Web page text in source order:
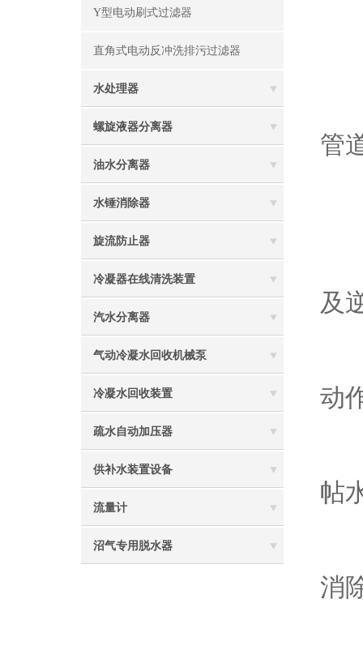
Y型电动刷式过滤器
直角式电动反冲洗排污过滤器
水处理器
螺旋液器分离器
油水分离器
水锤消除器
旋流防止器
冷凝器在线清洗装置
汽水分离器
气动冷凝水回收机械泵
冷凝水回收装置
疏水自动加压器
供补水装置设备
流量计
沼气专用脱水器
管
及
动
帖
消